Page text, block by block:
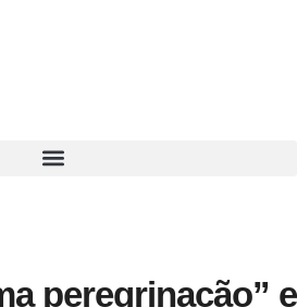
peregrinação” e